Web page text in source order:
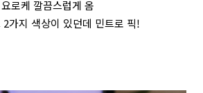
요로케 깔끔스럽게 옴
2가지 색상이 있던데 민트로 픽!